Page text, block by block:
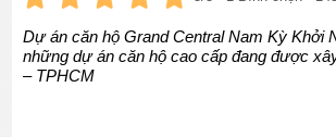
Dự án căn hộ Grand Central Nam Kỳ Khởi
những dự án căn hộ cao cấp đang được
– TPHCM